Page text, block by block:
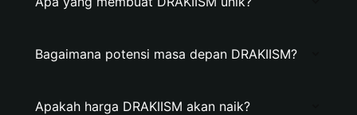
Bagaimana potensi masa depan DRAKIISM?
Apakah harga DRAKIISM akan naik?